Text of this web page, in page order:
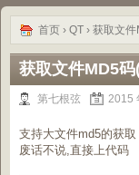
首页 › QT › 获取文
获取文件MD5
第七根弦 2015
支持大文件md5的获取
废话不说,直接上代码